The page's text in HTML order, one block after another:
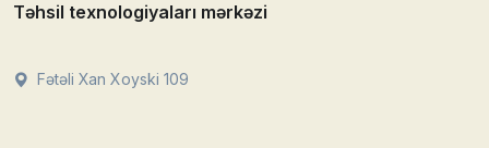
Təhsil texnologiyaları mərkəzi
Fətəli Xan Xoyski 109